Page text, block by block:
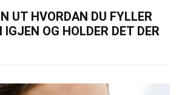
UT HVORDAN DU FYLLER
IGJEN OG HOLDER DET DER